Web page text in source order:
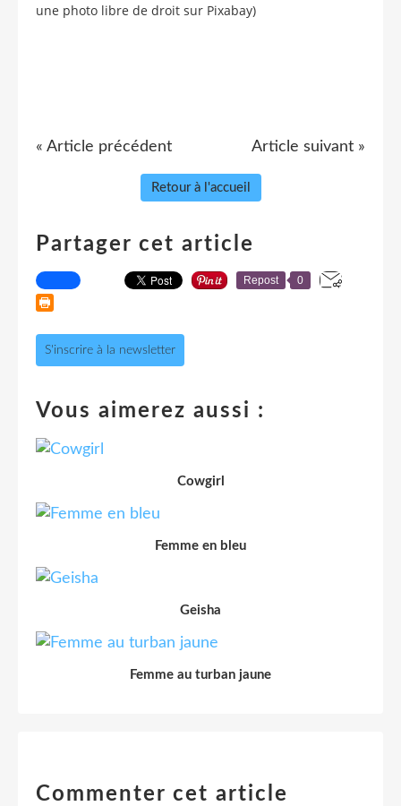
une photo libre de droit sur Pixabay)
« Article précédent Article suivant »
Retour à l'accueil
Partager cet article
Repost 0
S'inscrire à la newsletter
Vous aimerez aussi :
Cowgirl
Femme en bleu
Geisha
Femme au turban jaune
Commenter cet article